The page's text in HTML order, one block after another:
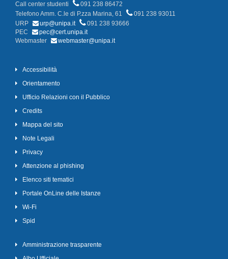
Call center studenti
091 238 86472
Telefono Amm. C.le di P.zza Marina, 61
091 238 93011
URP
urp@unipa.it
091 238 93666
PEC
pec@cert.unipa.it
Webmaster
webmaster@unipa.it
Accessibilità
Orientamento
Ufficio Relazioni con il Pubblico
Credits
Mappa del sito
Note Legali
Privacy
Attenzione al phishing
Elenco siti tematici
Portale OnLine delle Istanze
Wi-Fi
Spid
Amministrazione trasparente